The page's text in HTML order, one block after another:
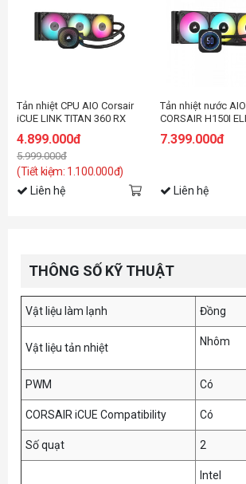
Tản nhiệt CPU AIO Corsair
iCUE LINK TITAN 360 RX
WW
4.899.000đ
5.999.000đ
(Tiết kiệm: 1.100.000đ)
Liên hệ
Tản nhiệt nước AIO
CORSAIR H150I
7.399.000đ
Liên hệ
THÔNG SỐ KỸ THUẬT
Vật liệu làm lạnh Đồng
Vật liệu tản nhiệt Nhôm
PWM Có
CORSAIR iCUE Compatibility Có
Số quạt 2
Intel